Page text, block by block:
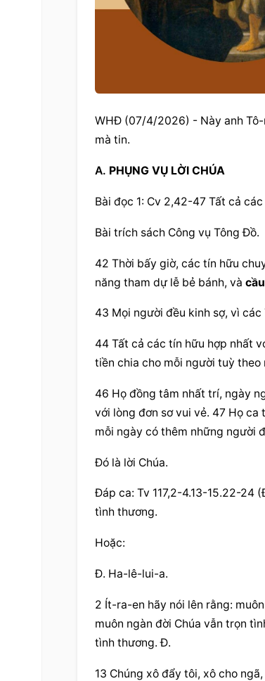
WHĐ (07/4/2026) - Này anh
mà tin.
A. PHỤNG VỤ LỜI CHÚA
Bài đọc 1: Cv 2,42-47 Tất cả
Bài trích sách Công vụ Tông Đồ.
42 Thời bấy giờ, các tín hữu
năng tham dự lễ bẻ bánh, và
43 Mọi người đều kinh sợ, vì
44 Tất cả các tín hữu hợp nhất
tiền chia cho mỗi người tuỳ theo
46 Họ đồng tâm nhất trí, ngày
với lòng đơn sơ vui vẻ. 47 Họ ca
mỗi ngày có thêm những người
Đó là lời Chúa.
Đáp ca: Tv 117,2-4.13-15.22-24
tình thương.
Hoặc:
Đ. Ha-lê-lui-a.
2 Ít-ra-en hãy nói lên rằng:
muôn ngàn đời Chúa vẫn trọn
tình thương. Đ.
13 Chúng xô đẩy tôi, xô cho